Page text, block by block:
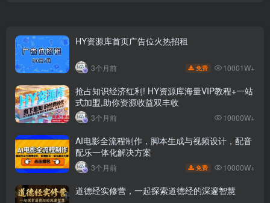
HY资源库首页广告位火热招租
3个月前 免费 10001W+
抢占知识经济红利! HY资源库海量VIP教程+一站
式加盟,助你资源收益双丰收
3个月前 10000W+
AI电影全流程制作，脚本生成与视频设计，配音
配乐一体化解决方案
3个月前 免费 10000W+
道德经实修营，一起探索道德经的深邃智慧